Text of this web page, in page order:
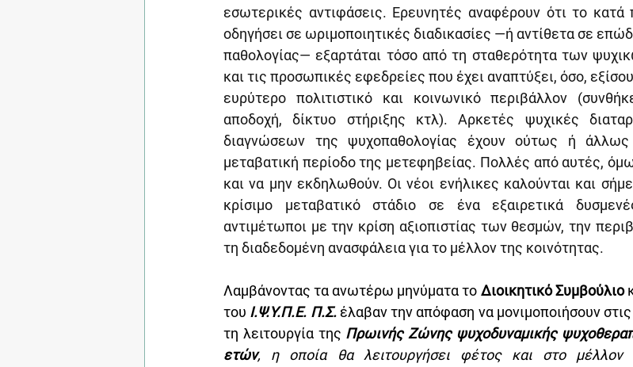
εσωτερικές αντιφάσεις. Ερευνητές αναφέρουν ότι το
οδηγήσει σε ωριμοποιητικές διαδικασίες —ή αντίθετα σε
παθολογίας— εξαρτάται τόσο από τη σταθερότητα των
και τις προσωπικές εφεδρείες που έχει αναπτύξει, όσο,
ευρύτερο πολιτιστικό και κοινωνικό περιβάλλον
αποδοχή, δίκτυο στήριξης κτλ). Αρκετές ψυχικές
διαγνώσεων της ψυχοπαθολογίας έχουν ούτως ή άλλως
μεταβατική περίοδο της μετεφηβείας. Πολλές από αυτές,
και να μην εκδηλωθούν. Οι νέοι ενήλικες καλούνται και
κρίσιμο μεταβατικό στάδιο σε ένα εξαιρετικά
αντιμέτωποι με την κρίση αξιοπιστίας των θεσμών, την
τη διαδεδομένη ανασφάλεια για το μέλλον της κοινότητας.
Λαμβάνοντας τα ανωτέρω μηνύματα το Διοικητικό Συμβούλιο
του Ι.Ψ.Υ.Π.Ε. Π.Σ. έλαβαν την απόφαση να μονιμοποιήσουν
τη λειτουργία της Πρωινής Ζώνης ψυχοδυναμικής
ετών, η οποία θα λειτουργήσει φέτος και στο μέλλον